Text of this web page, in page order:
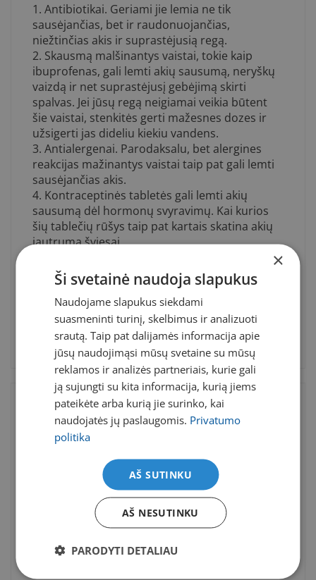
1. Antibiotikai. Geriami jie lemia ne tik
sausėjančias, bet ir raudonuojančias,
niežtinčias akis ir suprastėjusią regą.
2. Skausmą malšinantys vaistai, tokie kaip
ibuprofenas, gali lemti akių sausumą, neryškų
vaizdą ir net suprastėjusį gebėjimą skirti
spalvas. Jei jūsų regą neigiamai veikia būtent
šie vaistai, stenkitės gerti mažesnes dozes ir
užsigerti jas dideliu kiekiu vandens.
3. Antialergenai. Parodaksalu, bet alergines
reakcijas mažinantys vaistai taip pat gali lemti
sausėjančias akis.
4. Kontraceptinės tabletės gali lemti akių
sausumą dėl hormonų svyravimų. Kai kurios
šių tablečių rūšys taip pat kartais skatina akių
jautrumą šviesai.
smegenų dalis, gali daryti įtaką ir įprastoms
regos funkcijoms, dėl kurių dvejinasi vaizdas ir
akys tampa jautresnės.
NAUJAUSI ĮRAŠAI
regos korekcijos lazeriu?
Oftalmologė: ar baltymų trūkumas gali
paveikti regėjimą? Štai ką verta žinoti
Mikrochirurgas: kada laikas operuoti
kataraktą?
×
Ši svetainė naudoja slapukus
Naudojame slapukus siekdami
suasmeninti turinį, skelbimus ir analizuoti
srautą. Taip pat dalijamės informacija apie
jūsų naudojimąsi mūsų svetaine su mūsų
reklamos ir analizės partneriais, kurie gali
ją sujungti su kita informacija, kurią jiems
pateikėte arba kurią jie surinko, kai
naudojatės jų paslaugomis. Privatumo
politika
AŠ SUTINKU
AŠ NESUTINKU
PARODYTI DETALIAU